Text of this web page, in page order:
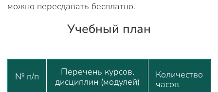
можно пересдавать бесплатно.
Учебный план
№ п/п
Перечень курсов,
дисциплин (модулей)
Количество
часов